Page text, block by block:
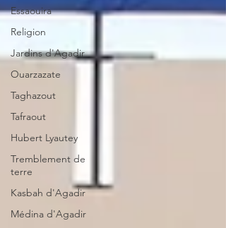
Essaouira
Religion
Jardins d'Agadir
Ouarzazate
Taghazout
Tafraout
Hubert Lyautey
Tremblement de
terre
Kasbah d'Agadir
Médina d'Agadir